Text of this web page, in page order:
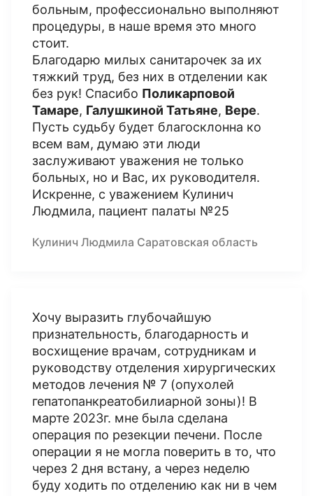
больным, профессионально выполняют
процедуры, в наше время это много
стоит.
Благодарю милых санитарочек за их
тяжкий труд, без них в отделении как
без рук! Спасибо Поликарповой
Тамаре, Галушкиной Татьяне, Вере.
Пусть судьбу будет благосклонна ко
всем вам, думаю эти люди
заслуживают уважения не только
больных, но и Вас, их руководителя.
Искренне, с уважением Кулинич
Людмила, пациент палаты №25
Кулинич Людмила Саратовская область
Хочу выразить глубочайшую
признательность, благодарность и
восхищение врачам, сотрудникам и
руководству отделения хирургических
методов лечения № 7 (опухолей
гепатопанкреатобилиарной зоны)! В
марте 2023г. мне была сделана
операция по резекции печени. После
операции я не могла поверить в то, что
через 2 дня встану, а через неделю
буду ходить по отделению как ни в чем